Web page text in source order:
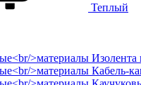
Теплый
Кабель-